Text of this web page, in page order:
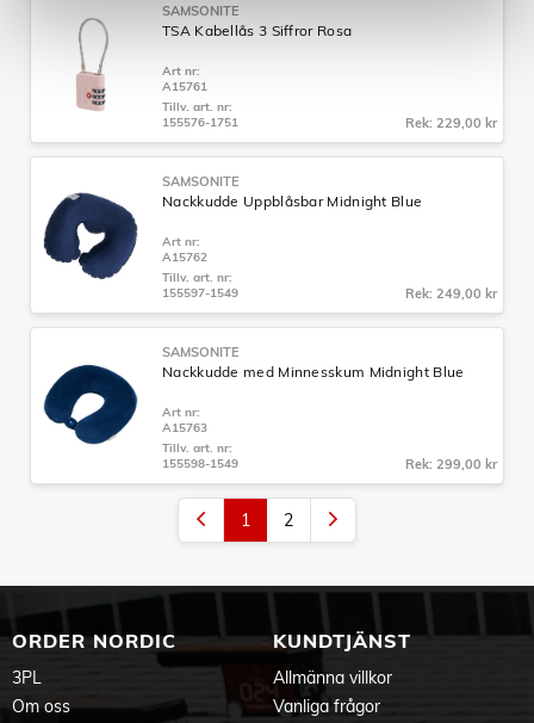
SAMSONITE
TSA Kabellås 3 Siffror Rosa
Art nr:
A15761
Tillv. art. nr:
155576-1751
Rek: 229,00 kr
SAMSONITE
Nackkudde Uppblåsbar Midnight Blue
Art nr:
A15762
Tillv. art. nr:
155597-1549
Rek: 249,00 kr
SAMSONITE
Nackkudde med Minnesskum Midnight Blue
Art nr:
A15763
Tillv. art. nr:
155598-1549
Rek: 299,00 kr
1 2
ORDER NORDIC
3PL
Om oss
KUNDTJÄNST
Allmänna villkor
Vanliga frågor